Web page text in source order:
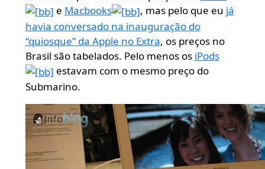
e Macbooks , mas pelo que eu já
havia conversado na inauguração do
“quiosque” da Apple no Extra, os preços no
Brasil são tabelados. Pelo menos os iPods
estavam com o mesmo preço do
Submarino.